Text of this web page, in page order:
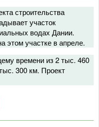
строительства
участок
водах Дании.
этом участке в апреле.
времени из 2 тыс. 460
300 км. Проект